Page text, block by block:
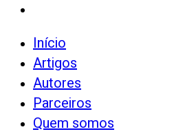
Início
Artigos
Autores
Parceiros
Quem somos